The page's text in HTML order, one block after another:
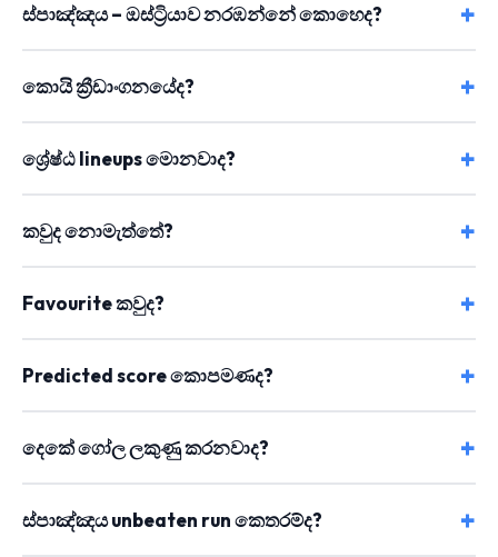
ස්පාඤ්ඤය – ඔස්ට්‍රියාව නරඹන්නේ කොහෙද?
කොයි ක්‍රීඩාංගනයේද?
ශ්‍රේෂ්ඨ lineups මොනවාද?
කවුද නොමැත්තේ?
Favourite කවුද?
Predicted score කොපමණද?
දෙකේ ගෝල ලකුණු කරනවාද?
ස්පාඤ්ඤය unbeaten run කෙතරම්ද?